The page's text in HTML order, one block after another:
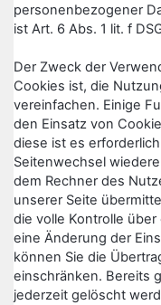
personenbezogener
ist Art. 6 Abs. 1 lit. f
Der Zweck der
Cookies ist, die
vereinfachen. Einige
den Einsatz von
diese ist es
Seitenwechsel
dem Rechner des
unserer Seite
die volle Kontrolle
eine Änderung der
können Sie die
einschränken. Bereits
jederzeit gelöscht